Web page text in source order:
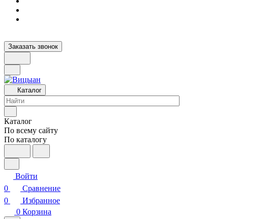
Заказать звонок
Каталог
Каталог
По всему сайту
По каталогу
Войти
0
Сравнение
0
Избранное
0 Корзина